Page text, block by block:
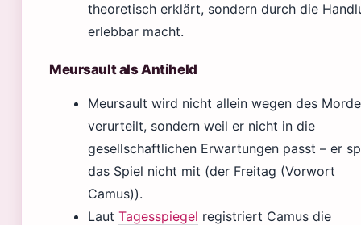
theoretisch erklärt, sondern durch die
erlebbar macht.
Meursault als Antiheld
Meursault wird nicht allein wegen des
verurteilt, sondern weil er nicht in die
gesellschaftlichen Erwartungen passt – er
das Spiel nicht mit (der Freitag (Vorwort
Camus)).
Laut Tagesspiegel registriert Camus die